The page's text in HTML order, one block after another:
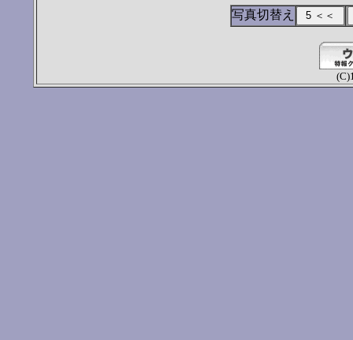
写真切替え